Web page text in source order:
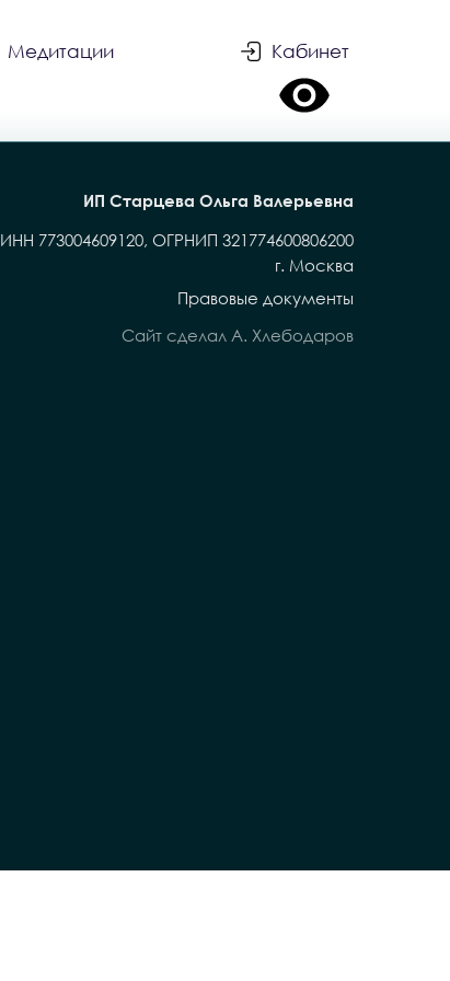
Медитации Кабинет
Сайт сделал А. Хлебодаров
Правовые документы
ИНН 773004609120, ОГРНИП 321774600806200
г. Москва
ИП Старцева Ольга Валерьевна